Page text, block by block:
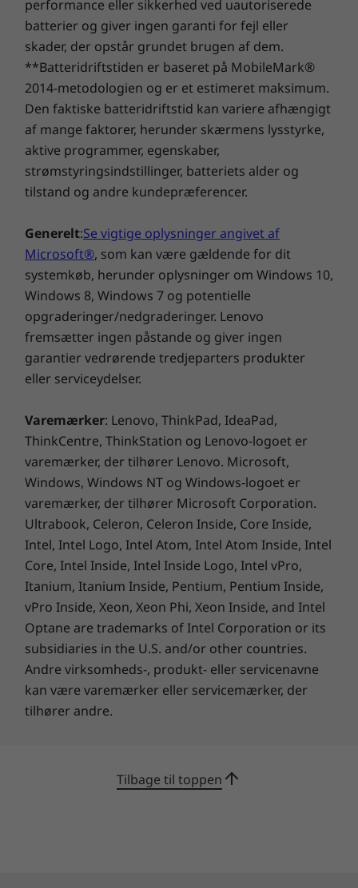
Solid og testet efter militærkvalitet
Dit aktive liv på farten har brug for en stærk
bærbar computer. IdeaPad Pro 5i Gen 8 har en
holdbarhed i militærkvalitet og har modstået
Smartere i design
oplevelse på alle måder. Adaptiv intelligens og
Office 365 (prøveversion)
Windows 11 Home/Pro
Æsken indeholder følgende
IdeaPad Pro 5i Gen 8 (14″ Intel)
Adapter
Hurtigstartsvejledning
Specifikationer kan variere afhængigt af området/modellen.
performance eller sikkerhed ved uautoriserede
batterier og giver ingen garanti for fejl eller
skader, der opstår grundet brugen af dem.
**Batteridriftstiden er baseret på MobileMark®
2014-metodologien og er et estimeret maksimum.
Den faktiske batteridriftstid kan variere afhængigt
af mange faktorer, herunder skærmens lysstyrke,
aktive programmer, egenskaber,
strømstyringsindstillinger, batteriets alder og
tilstand og andre kundepræferencer.
Generelt:Se vigtige oplysninger angivet af
Microsoft®, som kan være gældende for dit
systemkøb, herunder oplysninger om Windows 10,
Windows 8, Windows 7 og potentielle
opgraderinger/nedgraderinger. Lenovo
fremsætter ingen påstande og giver ingen
garantier vedrørende tredjeparters produkter
eller serviceydelser.
Varemærker: Lenovo, ThinkPad, IdeaPad,
ThinkCentre, ThinkStation og Lenovo-logoet er
varemærker, der tilhører Lenovo. Microsoft,
Windows, Windows NT og Windows-logoet er
varemærker, der tilhører Microsoft Corporation.
Ultrabook, Celeron, Celeron Inside, Core Inside,
Intel, Intel Logo, Intel Atom, Intel Atom Inside, Intel
Core, Intel Inside, Intel Inside Logo, Intel vPro,
Itanium, Itanium Inside, Pentium, Pentium Inside,
vPro Inside, Xeon, Xeon Phi, Xeon Inside, and Intel
Optane are trademarks of Intel Corporation or its
subsidiaries in the U.S. and/or other countries.
Andre virksomheds-, produkt- eller servicenavne
kan være varemærker eller servicemærker, der
tilhører andre.
Tilbage til toppen